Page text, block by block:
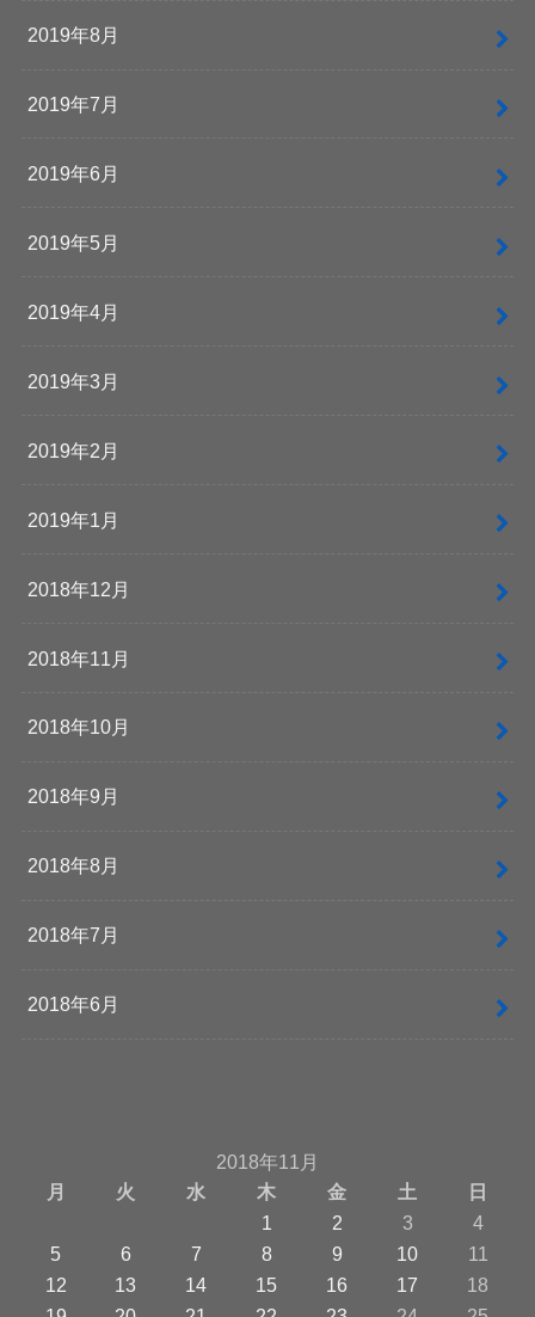
2019年8月
2019年7月
2019年6月
2019年5月
2019年4月
2019年3月
2019年2月
2019年1月
2018年12月
2018年11月
2018年10月
2018年9月
2018年8月
2018年7月
2018年6月
2018年11月
月
火 水 木 金 土
日
1
2 3
4
5
6 7 8 9 10
11
12
13 14 15 16 17
18